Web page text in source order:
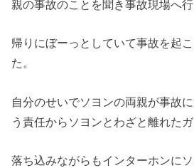
親の事故のことを聞き事故現場へ行
帰りにぼーっとしていて事故を起
た。
自分のせいでソヨンの両親が事故
う責任からソヨンとわざと離れた
落ち込みながらもインターホンに